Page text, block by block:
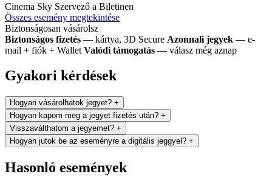
Cinema Sky Szervező a Biletinen
Összes esemény megtekintése
Biztonságosan vásárolsz
Biztonságos fizetés — kártya, 3D Secure Azonnali jegyek — e-
mail + fiók + Wallet Valódi támogatás — válasz még aznap
Gyakori kérdések
Hogyan vásárolhatok jegyet? +
Hogyan kapom meg a jegyet fizetés után? +
Visszaválthatom a jegyemet? +
Hogyan jutok be az eseményre a digitális jeggyel? +
Hasonló események